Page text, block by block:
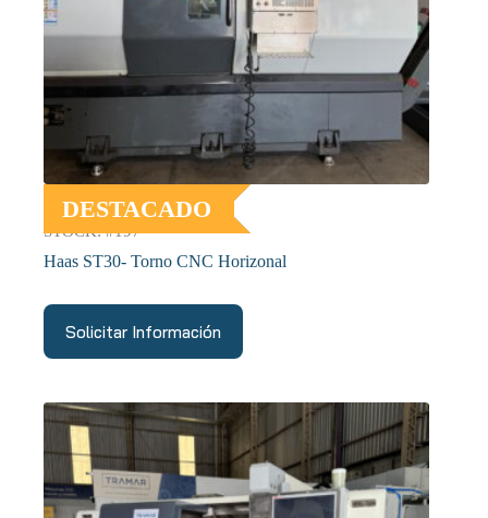
DESTACADO
STOCK: #197
Haas ST30- Torno CNC Horizonal
Solicitar Información